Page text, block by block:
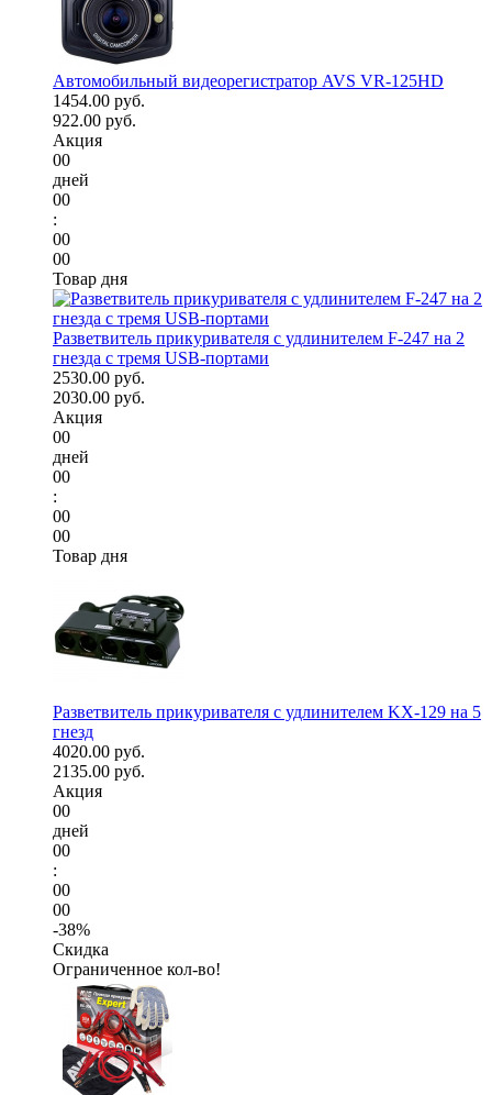
Автомобильный видеорегистратор AVS VR-125HD
1454.00 руб.
922.00 руб.
Акция
00
дней
00
:
00
00
Товар дня
Разветвитель прикуривателя с удлинителем F-247 на 2
гнезда с тремя USB-портами
2530.00 руб.
2030.00 руб.
Акция
00
дней
00
:
00
00
Товар дня
Разветвитель прикуривателя с удлинителем KX-129 на 5
гнезд
4020.00 руб.
2135.00 руб.
Акция
00
дней
00
:
00
00
-38%
Скидка
Ограниченное кол-во!